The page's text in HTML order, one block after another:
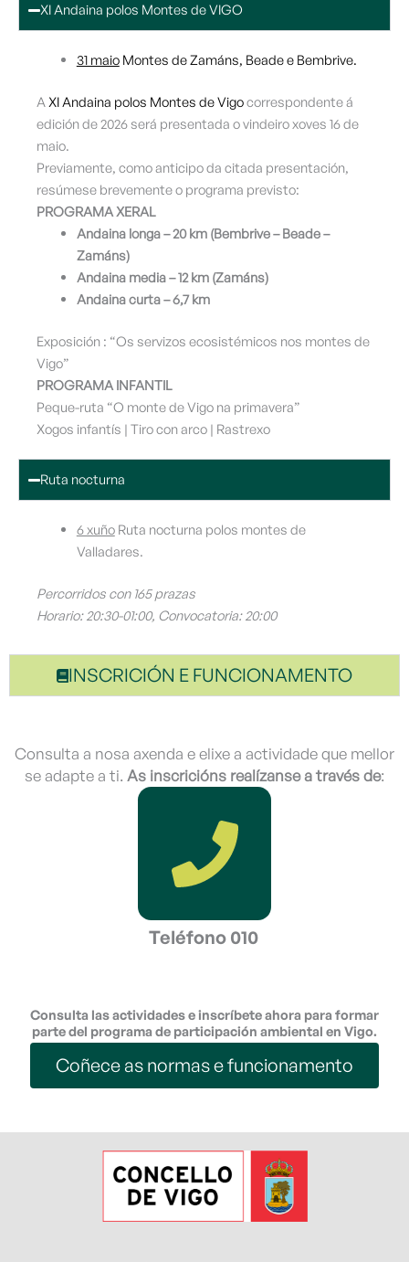
XI Andaina polos Montes de VIGO
31 maioMontes de Zamáns, Beade e Bembrive.
AXI Andaina polos Montes de Vigocorrespondente á
edición de 2026 será presentada o vindeiro xoves 16 de
maio.
Previamente, como anticipo da citada presentación,
resúmese brevemente o programa previsto:
PROGRAMA XERAL
Andaina longa – 20 km (Bembrive – Beade –
Zamáns)
Andaina media – 12 km (Zamáns)
Andaina curta – 6,7 km
Exposición : “Os servizos ecosistémicos nos montes de
Vigo”
PROGRAMA INFANTIL
Peque-ruta “O monte de Vigo na primavera”
Xogos infantís | Tiro con arco | Rastrexo
Ruta nocturna
6 xuñoRuta nocturna polos montes de
Valladares.
Percorridos con 165 prazas
Horario: 20:30-01:00, Convocatoria: 20:00
INSCRICIÓN E FUNCIONAMENTO
Consulta a nosa axenda e elixe a actividade que mellor
se adapte a ti. As inscricións realízanse a través de:
Teléfono 010
Consulta las actividades e inscríbete ahora para formar
parte del programa de participación ambiental en Vigo.
Coñece as normas e funcionamento